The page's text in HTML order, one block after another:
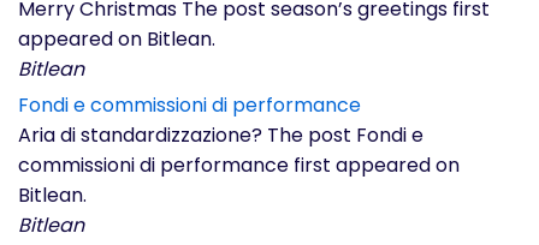
Merry Christmas The post season’s greetings first
appeared on Bitlean.
Bitlean
Fondi e commissioni di performance
Aria di standardizzazione? The post Fondi e
commissioni di performance first appeared on
Bitlean.
Bitlean